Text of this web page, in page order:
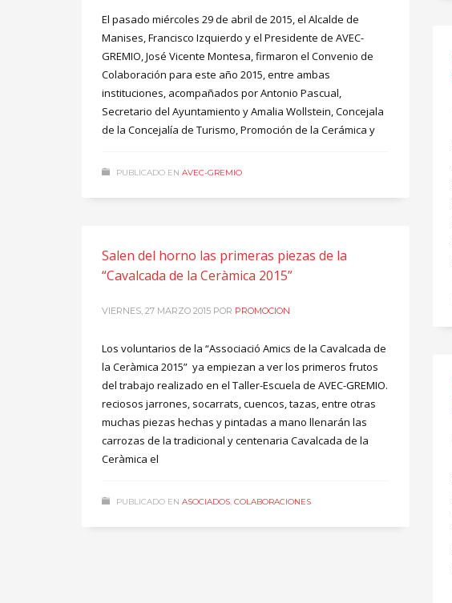
El pasado miércoles 29 de abril de 2015, el Alcalde de
Manises, Francisco Izquierdo y el Presidente de AVEC-
GREMIO, José Vicente Montesa, firmaron el Convenio de
Colaboración para este año 2015, entre ambas
instituciones, acompañados por Antonio Pascual,
Secretario del Ayuntamiento y Amalia Wollstein, Concejala
de la Concejalía de Turismo, Promoción de la Cerámica y
PUBLICADO EN AVEC-GREMIO
Salen del horno las primeras piezas de la
“Cavalcada de la Ceràmica 2015”
VIERNES, 27 MARZO 2015 POR PROMOCION
Los voluntarios de la “Associació Amics de la Cavalcada de
la Ceràmica 2015” ya empiezan a ver los primeros frutos
del trabajo realizado en el Taller-Escuela de AVEC-GREMIO.
reciosos jarrones, socarrats, cuencos, tazas, entre otras
muchas piezas hechas y pintadas a mano llenarán las
carrozas de la tradicional y centenaria Cavalcada de la
Ceràmica el
PUBLICADO EN ASOCIADOS, COLABORACIONES